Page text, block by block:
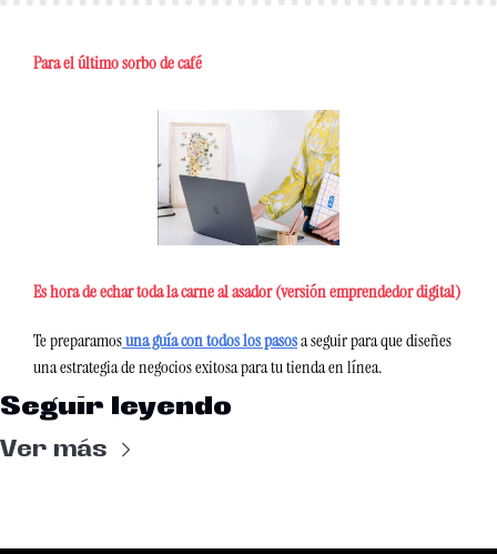
Para el último sorbo de café
Es hora de echar toda la carne al asador (versión emprendedor digital)
Te preparamos una guía con todos los pasos a seguir para que diseñes
una estrategia de negocios exitosa para tu tienda en línea.
Seguir leyendo
Ver más